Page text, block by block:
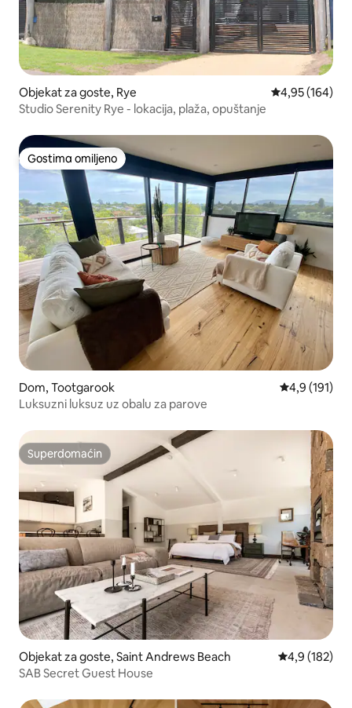
Objekat za goste, Rye Prosečna
4,95 (164)
Studio Serenity Rye - lokacija, plaža, opuštanje
Gostima omiljeno
Gostima omiljeno
Dom, Tootgarook Prosečna
4,9 (191)
Luksuzni luksuz uz obalu za parove
Superdomaćin
Superdomaćin
Objekat za goste, Saint Andrews Beach Prosečna
4,9 (182)
SAB Secret Guest House